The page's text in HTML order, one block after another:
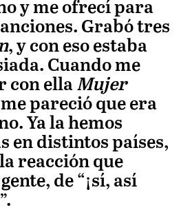
y me ofrecí para
Grabó tres
, y con eso estaba
Cuando me
con ella Mujer
me pareció que era
Ya la hemos
en distintos países,
reacción que
de “¡sí, así